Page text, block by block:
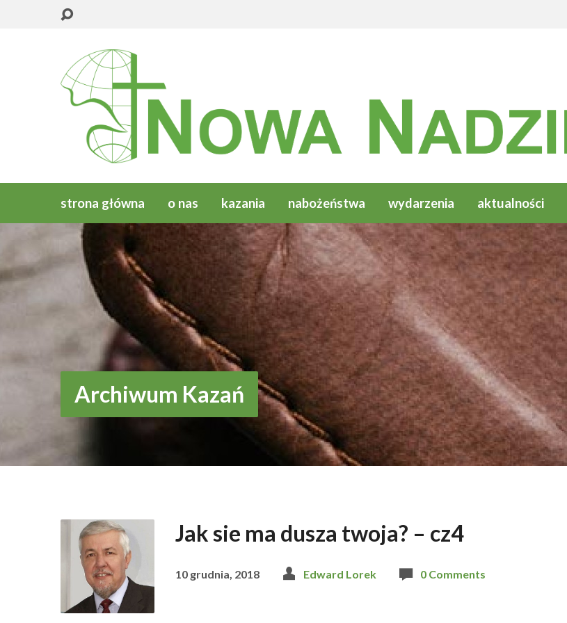
strona główna o nas kazania nabożeństwa wydarzenia aktualności
Archiwum Kazań
Jak sie ma dusza twoja? – cz4
10 grudnia, 2018 Edward Lorek 0 Comments